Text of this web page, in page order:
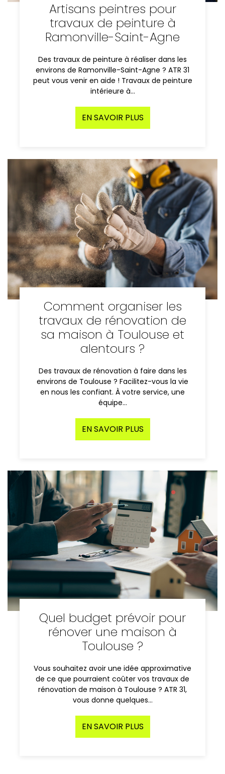
Artisans peintres pour
travaux de peinture à
Ramonville-Saint-Agne
Des travaux de peinture à réaliser dans les
environs de Ramonville-Saint-Agne ? ATR 31
peut vous venir en aide ! Travaux de peinture
intérieure à…
EN SAVOIR PLUS
Comment organiser les
travaux de rénovation de
sa maison à Toulouse et
alentours ?
Des travaux de rénovation à faire dans les
environs de Toulouse ? Facilitez-vous la vie
en nous les confiant. À votre service, une
équipe…
EN SAVOIR PLUS
Quel budget prévoir pour
rénover une maison à
Toulouse ?
Vous souhaitez avoir une idée approximative
de ce que pourraient coûter vos travaux de
rénovation de maison à Toulouse ? ATR 31,
vous donne quelques…
EN SAVOIR PLUS